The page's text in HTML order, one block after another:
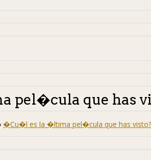
pel�cula que has
�Cu�l es la �ltima pel�cula que has visto?